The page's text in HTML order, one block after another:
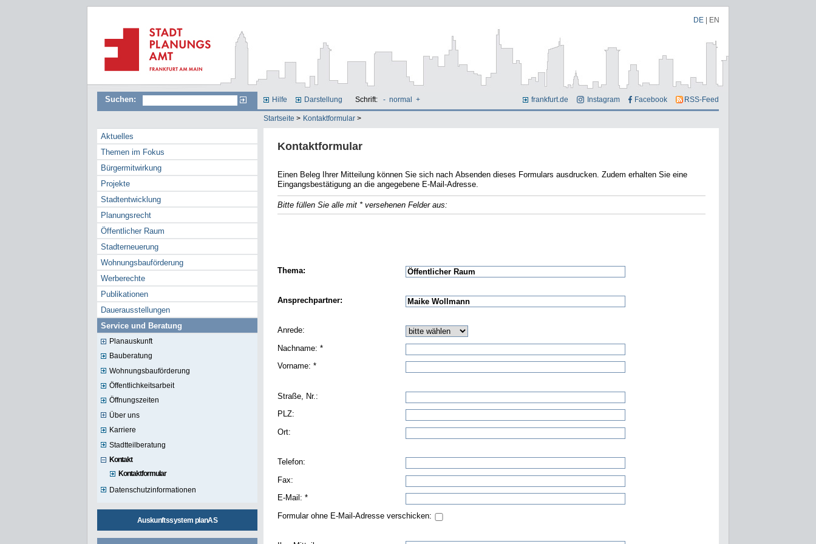
DE EN
Suchen: Hilfe Darstellung Schrift: - normal + frankfurt.de Instagram Facebook RSS-Feed
Startseite > Kontaktformular >
Aktuelles
Themen im Fokus
Bürgermitwirkung
Projekte
Stadtentwicklung
Planungsrecht
Öffentlicher Raum
Stadterneuerung
Wohnungsbauförderung
Werberechte
Publikationen
Dauerausstellungen
Service und Beratung
Planauskunft
Bauberatung
Wohnungsbauförderung
Öffentlichkeitsarbeit
Öffnungszeiten
Über uns
Karriere
Stadtteilberatung
Kontakt
Kontaktformular
Datenschutzinformationen
Auskunftssystem planAS
Kontaktformular
Einen Beleg Ihrer Mitteilung können Sie sich nach Absenden dieses Formulars ausdrucken. Zudem erhalten Sie eine
Eingangsbestätigung an die angegebene E-Mail-Adresse.
Bitte füllen Sie alle mit * versehenen Felder aus:
Thema:
Ansprechpartner:
Anrede:
Nachname: *
Vorname: *
Straße, Nr.:
PLZ:
Ort:
Telefon:
Fax:
E-Mail: *
Formular ohne E-Mail-Adresse verschicken: